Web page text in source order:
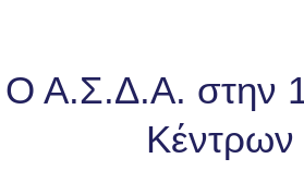
Ο Α.Σ.Δ.Α. στην